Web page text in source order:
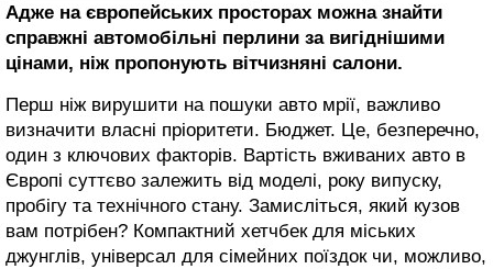
Адже на європейських просторах можна знайти
справжні автомобільні перлини за вигіднішими
цінами, ніж пропонують вітчизняні салони.
Перш ніж вирушити на пошуки авто мрії, важливо
визначити власні пріоритети. Бюджет. Це, безперечно,
один з ключових факторів. Вартість вживаних авто в
Європі суттєво залежить від моделі, року випуску,
пробігу та технічного стану. Замисліться, який кузов
вам потрібен? Компактний хетчбек для міських
джунглів, універсал для сімейних поїздок чи, можливо,